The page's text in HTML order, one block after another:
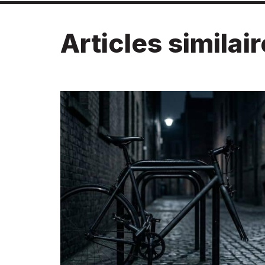
Articles